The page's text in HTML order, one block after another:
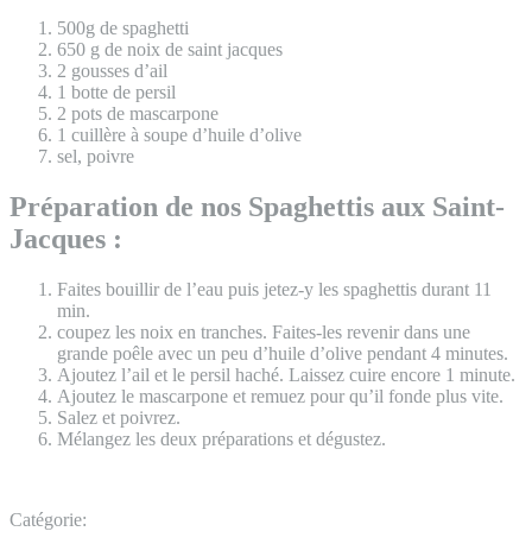
500g de spaghetti
650 g de noix de saint jacques
2 gousses d’ail
1 botte de persil
2 pots de mascarpone
1 cuillère à soupe d’huile d’olive
sel, poivre
Préparation de nos Spaghettis aux Saint-
Jacques :
Faites bouillir de l’eau puis jetez-y les spaghettis durant 11
min.
coupez les noix en tranches. Faites-les revenir dans une
grande poêle avec un peu d’huile d’olive pendant 4 minutes.
Ajoutez l’ail et le persil haché. Laissez cuire encore 1 minute.
Ajoutez le mascarpone et remuez pour qu’il fonde plus vite.
Salez et poivrez.
Mélangez les deux préparations et dégustez.
Catégorie: